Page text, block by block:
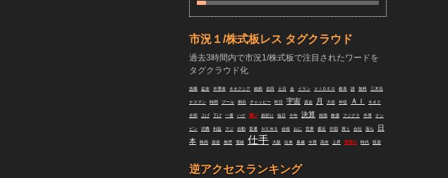
市況１/株式板レス タグクラウド
過去3時間内で市況1/株式板で注目されたワードを
タグクラウド化
急騰 盆休 半導体 キオクシア 銘柄 佐田 土日 金 イラン ＶＩＤＥＯ 岐阜 誰 無料 三木谷
ナスマン 時間 プール 桐谷 チャッピー 昨日 宇宙 資金 月 大谷 年収 ＡＩ キオク
全部 上げ 下げ 一番 ハゲ 買い 損切り 毎日 今年 決算 相場 株価 フジクラ 半導 ナン
ピン 消費 利益 マジ 自動 普通 ＮＥＷＳ 余裕 おに 世界 最近 中国 買う 会社 落ち
日
本
映画 資産 無理 電線 仕手 大阪 出来 暴威 今買 高市 上昇 空売り 時代 投資
逆アクセスランキング